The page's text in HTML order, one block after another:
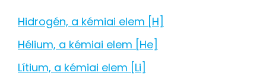
Hidrogén, a kémiai elem [H]
Hélium, a kémiai elem [He]
Lítium, a kémiai elem [Li]